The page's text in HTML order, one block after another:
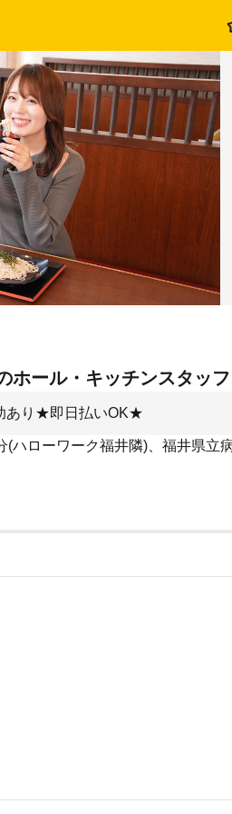
ール・キッチンスタッフ
あり★即日払いOK★
(ハローワーク福井隣)、福井県立